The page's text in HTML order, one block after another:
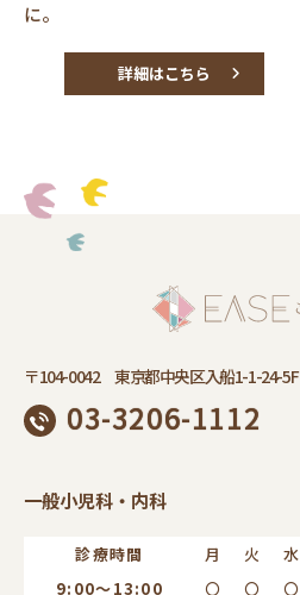
に。
詳細はこちら
〒104-0042 東京都中央区入船1-1-24-5F
03-3206-1112
一般小児科・内科
診療時間 月 火 水
9:00～13:00
〇 〇 〇